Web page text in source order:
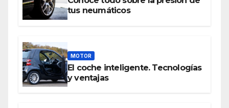
tus neumáticos
MOTOR
El coche inteligente. Tecnologías
y ventajas